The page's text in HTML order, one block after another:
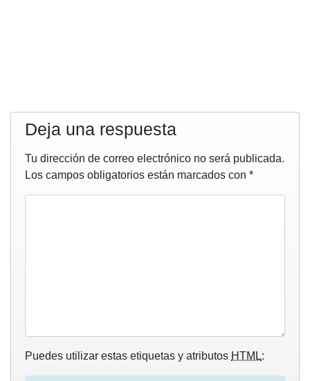
Deja una respuesta
Tu dirección de correo electrónico no será publicada.
Los campos obligatorios están marcados con *
Puedes utilizar estas etiquetas y atributos HTML: